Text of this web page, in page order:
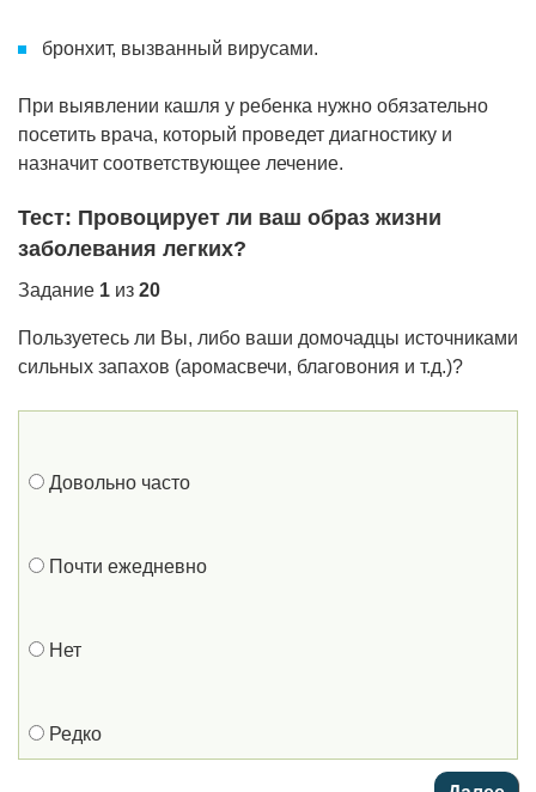
бронхит, вызванный вирусами.
При выявлении кашля у ребенка нужно обязательно
посетить врача, который проведет диагностику и
назначит соответствующее лечение.
Тест: Провоцирует ли ваш образ жизни
заболевания легких?
Задание 1 из 20
Пользуетесь ли Вы, либо ваши домочадцы источниками
сильных запахов (аромасвечи, благовония и т.д.)?
Довольно часто
Почти ежедневно
Нет
Редко